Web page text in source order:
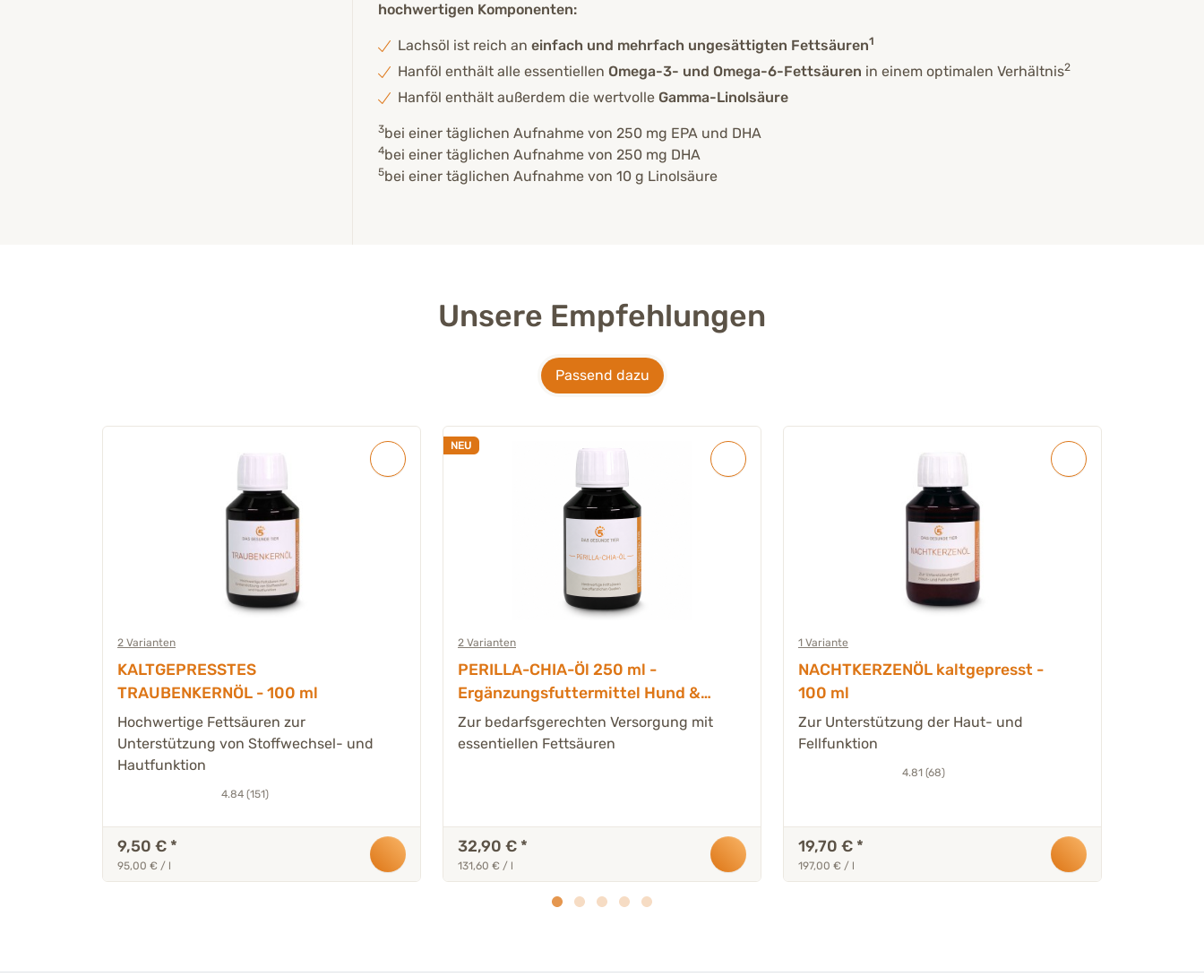
hochwertigen Komponenten:
Lachsöl ist reich an einfach und mehrfach ungesättigten Fettsäuren1
Hanföl enthält alle essentiellen Omega-3- und Omega-6-Fettsäuren in einem optimalen Verhältnis2
Hanföl enthält außerdem die wertvolle Gamma-Linolsäure
3bei einer täglichen Aufnahme von 250 mg EPA und DHA
4bei einer täglichen Aufnahme von 250 mg DHA
5bei einer täglichen Aufnahme von 10 g Linolsäure
Unsere Empfehlungen
Passend dazu
2 Varianten
KALTGEPRESSTES
TRAUBENKERNÖL - 100 ml
Hochwertige Fettsäuren zur
Unterstützung von Stoffwechsel- und
Hautfunktion
4.84 (151)
9,50 € *
95,00 € / l
NEU
2 Varianten
PERILLA-CHIA-Öl 250 ml -
Ergänzungsfuttermittel Hund &
Katze
Zur bedarfsgerechten Versorgung mit
essentiellen Fettsäuren
32,90 € *
131,60 € / l
1 Variante
NACHTKERZENÖL kaltgepresst -
100 ml
Zur Unterstützung der Haut- und
Fellfunktion
4.81 (68)
19,70 € *
197,00 € / l